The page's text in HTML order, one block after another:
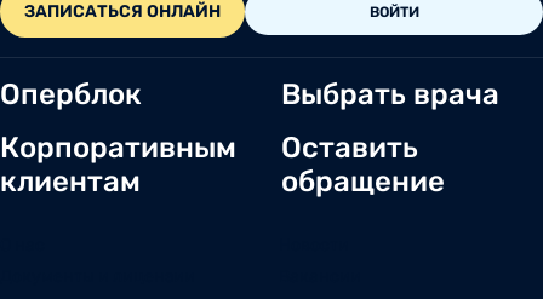
ЗАПИСАТЬСЯ ОНЛАЙН ВОЙТИ
Оперблок
Корпоративным
клиентам
Выбрать врача
Оставить
обращение